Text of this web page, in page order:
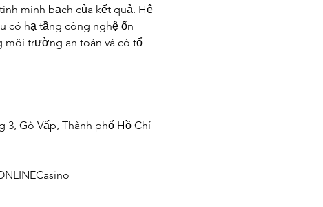
minh bạch của kết quả. Hệ
có hạ tầng công nghệ ổn
trường an toàn và có tổ
3, Gò Vấp, Thành phố Hồ Chí